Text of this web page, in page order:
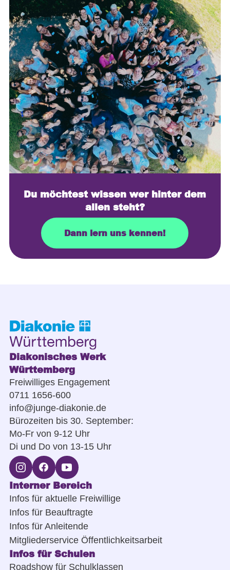
Du möchtest wissen wer hinter dem
allen steht?
Dann lern uns kennen!
Diakonisches Werk
Württemberg
Freiwilliges Engagement
0711 1656-600
info@junge-diakonie.de
Bürozeiten bis 30. September:
Mo-Fr von 9-12 Uhr
Di und Do von 13-15 Uhr
Interner Bereich
Infos für aktuelle Freiwillige
Infos für Beauftragte
Infos für Anleitende
Mitgliederservice Öffentlichkeitsarbeit
Infos für Schulen
Roadshow für Schulklassen